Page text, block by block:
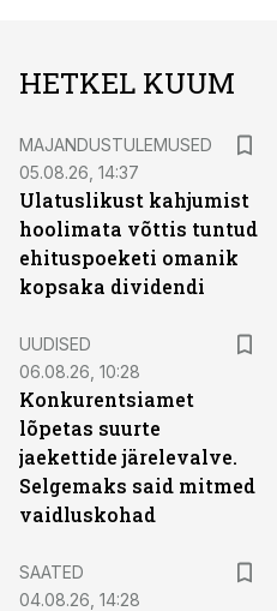
HETKEL KUUM
MAJANDUSTULEMUSED
05.08.26, 14:37
Ulatuslikust kahjumist
hoolimata võttis tuntud
ehituspoeketi omanik
kopsaka dividendi
UUDISED
06.08.26, 10:28
Konkurentsiamet
lõpetas suurte
jaekettide järelevalve.
Selgemaks said mitmed
vaidluskohad
SAATED
04.08.26, 14:28